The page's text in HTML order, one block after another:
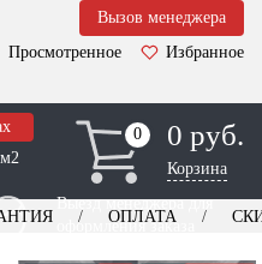
Вызов менеджера
Просмотренное
Избранное
0
0 0 руб.
Корзина
Выезд менеджера для
оформления заказа
ОПЛАТА